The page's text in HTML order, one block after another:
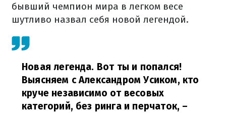
бывший чемпион мира в легком весе
шутливо назвал себя новой легендой.
Новая легенда. Вот ты и попался!
Выясняем с Александром Усиком, кто
круче независимо от весовых
категорий, без ринга и перчаток, –